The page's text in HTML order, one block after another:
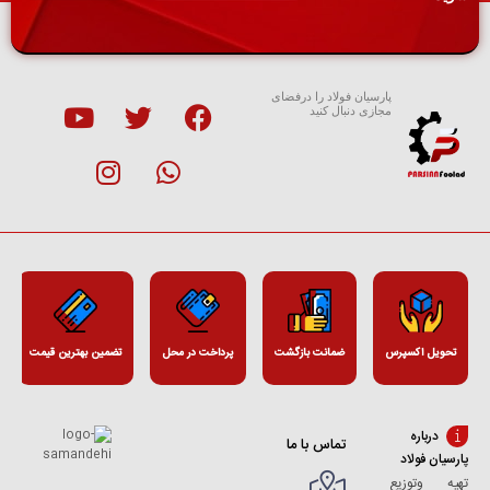
پارسیان فولاد را درفضای
مجازی دنبال کنید
تحویل اکسپرس ضمانت بازگشت پرداخت در محل تضمین بهترین قیمت
درباره
پارسیان فولاد
تهیه وتوزیع
تماس با ما